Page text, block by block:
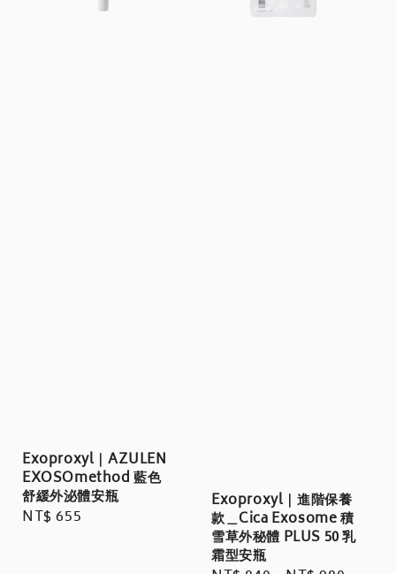
Exoproxyl｜AZULEN
EXOSOmethod 藍色
舒緩外泌體安瓶
Regular
NT$ 655
Exoproxyl｜進階保養
款＿Cica Exosome 積
雪草外秘體 PLUS 50 乳
霜型安瓶